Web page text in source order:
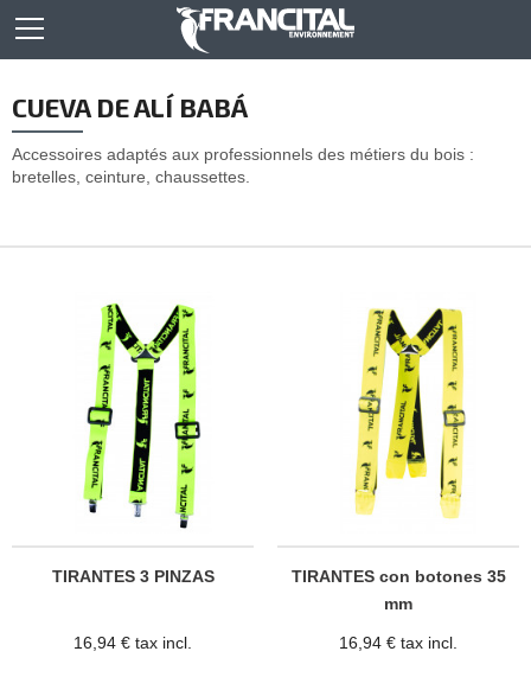
CUEVA DE ALÍ BABÁ
Accessoires adaptés aux professionnels des métiers du bois :
bretelles, ceinture, chaussettes.
TIRANTES 3 PINZAS
16,94 € tax incl.
TIRANTES con botones 35
mm
16,94 € tax incl.